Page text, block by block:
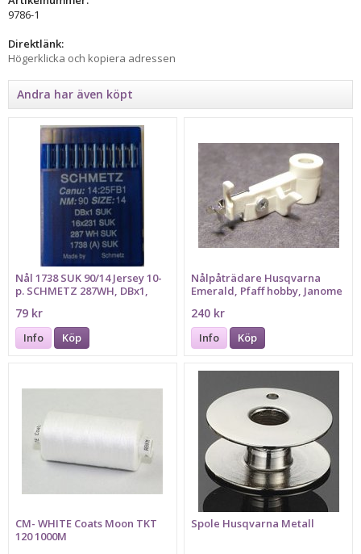
9786-1
Direktlänk:
Högerklicka och kopiera adressen
Andra har även köpt
Nål 1738 SUK 90/14 Jersey 10-
p. SCHMETZ 287WH, DBx1,
79 kr
Info Köp
Nålpåträdare Husqvarna
Emerald, Pfaff hobby, Janome
hobby 1122,1132,,1142,
Janome MC12000, MC6500P,
240 kr
Info Köp
CM- WHITE Coats Moon TKT
120 1000M
Spole Husqvarna Metall